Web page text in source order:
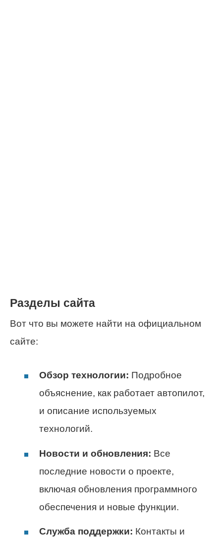
Разделы сайта
Вот что вы можете найти на официальном
сайте:
Обзор технологии: Подробное
объяснение, как работает автопилот,
и описание используемых
технологий.
Новости и обновления: Все
последние новости о проекте,
включая обновления программного
обеспечения и новые функции.
Служба поддержки: Контакты и